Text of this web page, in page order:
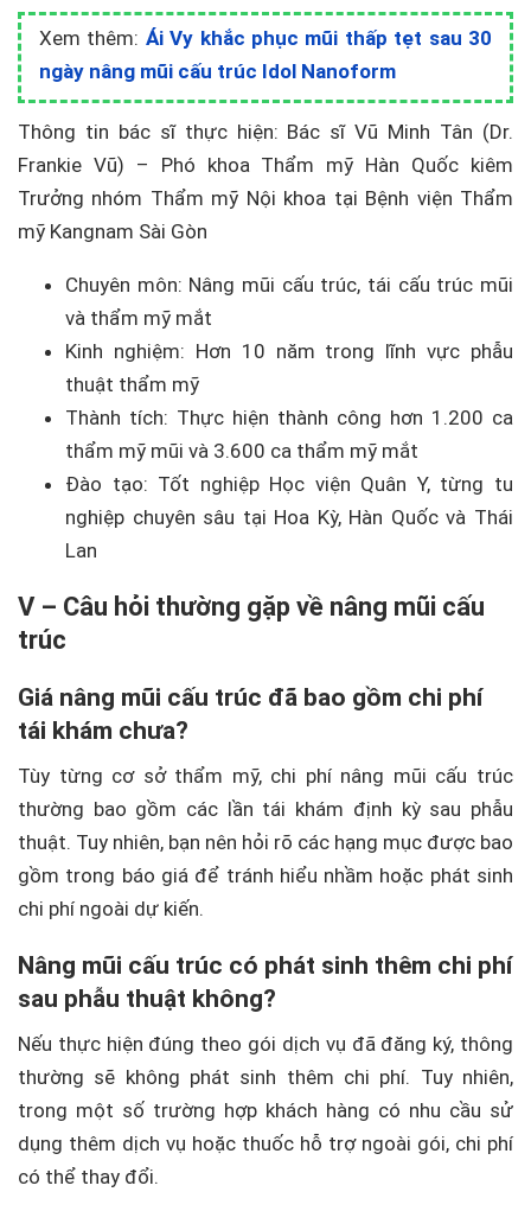
Xem thêm: Ái Vy khắc phục mũi thấp tẹt sau 30
ngày nâng mũi cấu trúc Idol Nanoform
Thông tin bác sĩ thực hiện: Bác sĩ Vũ Minh Tân (Dr.
Frankie Vũ) – Phó khoa Thẩm mỹ Hàn Quốc kiêm
Trưởng nhóm Thẩm mỹ Nội khoa tại Bệnh viện Thẩm
mỹ Kangnam Sài Gòn
Chuyên môn: Nâng mũi cấu trúc, tái cấu trúc mũi
và thẩm mỹ mắt
Kinh nghiệm: Hơn 10 năm trong lĩnh vực phẫu
thuật thẩm mỹ
Thành tích: Thực hiện thành công hơn 1.200 ca
thẩm mỹ mũi và 3.600 ca thẩm mỹ mắt
Đào tạo: Tốt nghiệp Học viện Quân Y, từng tu
nghiệp chuyên sâu tại Hoa Kỳ, Hàn Quốc và Thái
Lan
V – Câu hỏi thường gặp về nâng mũi cấu
trúc
Giá nâng mũi cấu trúc đã bao gồm chi phí
tái khám chưa?
Tùy từng cơ sở thẩm mỹ, chi phí nâng mũi cấu trúc
thường bao gồm các lần tái khám định kỳ sau phẫu
thuật. Tuy nhiên, bạn nên hỏi rõ các hạng mục được bao
gồm trong báo giá để tránh hiểu nhầm hoặc phát sinh
chi phí ngoài dự kiến.
Nâng mũi cấu trúc có phát sinh thêm chi phí
sau phẫu thuật không?
Nếu thực hiện đúng theo gói dịch vụ đã đăng ký, thông
thường sẽ không phát sinh thêm chi phí. Tuy nhiên,
trong một số trường hợp khách hàng có nhu cầu sử
dụng thêm dịch vụ hoặc thuốc hỗ trợ ngoài gói, chi phí
có thể thay đổi.